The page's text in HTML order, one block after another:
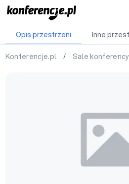
Opis przestrzeni Inne
Konferencje.pl / Sale